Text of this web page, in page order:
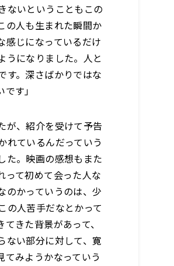
ないということもこの
の人も生まれた瞬間か
感じになっているだけ
うになりました。人と
す。深さばかりではな
す」
が、紹介を受けて予告
れているんだっていう
た。映画の感想もまた
って初めて会った人な
のかっていうのは、少
の人苦手だなとかって
きた背景があって、
ない部分に対して、寛
みようかなっていう